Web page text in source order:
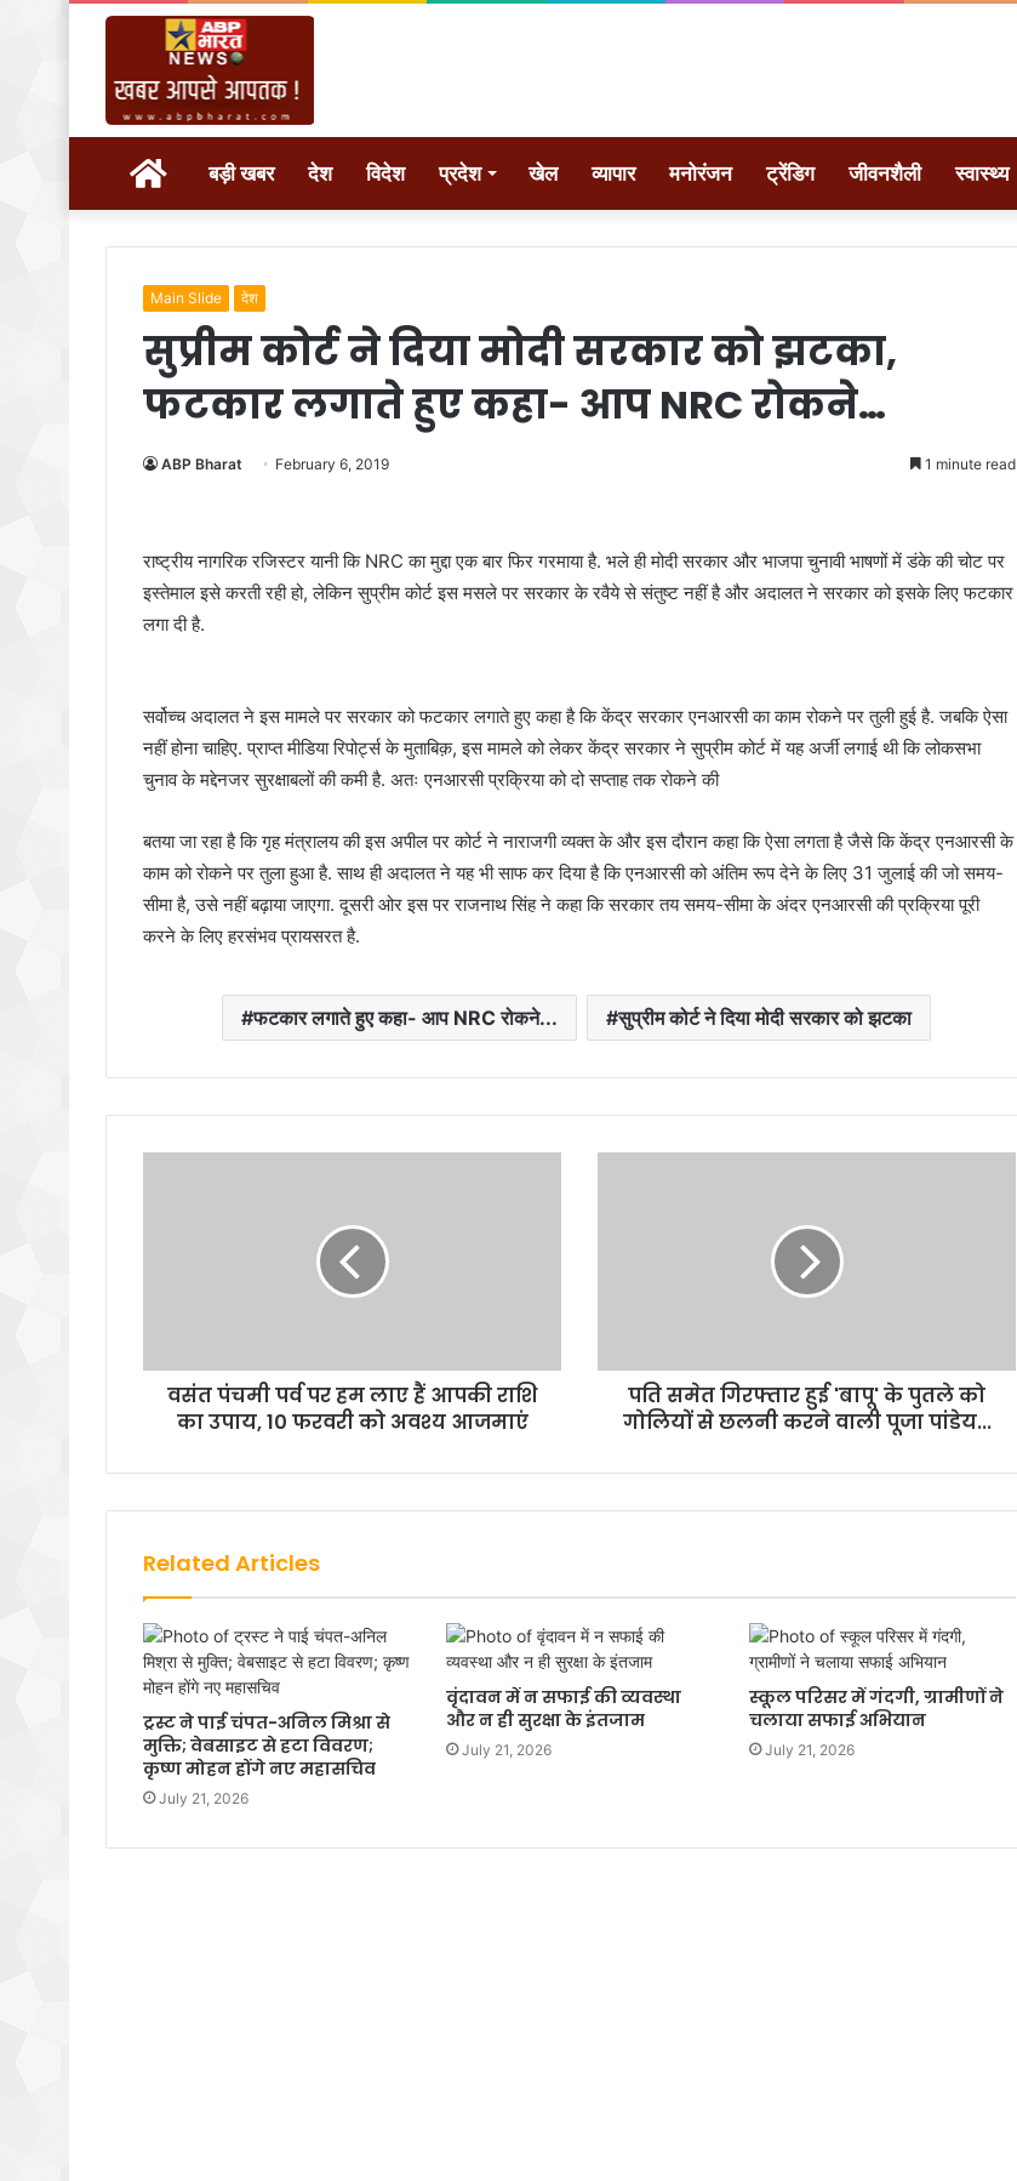
होम बड़ी खबर देश विदेश प्रदेश खेल व्यापार मनोरंजन ट्रेंडिग जीवनशैली स्वास्थ्य
Main Slide देश
सुप्रीम कोर्ट ने दिया मोदी सरकार को झटका,
फटकार लगाते हुए कहा- आप NRC रोकने…
ABP Bharat February 6, 2019 1 minute read
राष्ट्रीय नागरिक रजिस्टर यानी कि NRC का मुद्दा एक बार फिर गरमाया है. भले ही मोदी सरकार और भाजपा चुनावी भाषणों में डंके की चोट पर
इस्तेमाल इसे करती रही हो, लेकिन सुप्रीम कोर्ट इस मसले पर सरकार के रवैये से संतुष्ट नहीं है और अदालत ने सरकार को इसके लिए फटकार
लगा दी है.
सर्वोच्च अदालत ने इस मामले पर सरकार को फटकार लगाते हुए कहा है कि केंद्र सरकार एनआरसी का काम रोकने पर तुली हुई है. जबकि ऐसा
नहीं होना चाहिए. प्राप्त मीडिया रिपोर्ट्स के मुताबिक़, इस मामले को लेकर केंद्र सरकार ने सुप्रीम कोर्ट में यह अर्जी लगाई थी कि लोकसभा
चुनाव के मद्देनजर सुरक्षाबलों की कमी है. अतः एनआरसी प्रक्रिया को दो सप्ताह तक रोकने की
बतया जा रहा है कि गृह मंत्रालय की इस अपील पर कोर्ट ने नाराजगी व्यक्त के और इस दौरान कहा कि ऐसा लगता है जैसे कि केंद्र एनआरसी के
काम को रोकने पर तुला हुआ है. साथ ही अदालत ने यह भी साफ कर दिया है कि एनआरसी को अंतिम रूप देने के लिए 31 जुलाई की जो समय-
सीमा है, उसे नहीं बढ़ाया जाएगा. दूसरी ओर इस पर राजनाथ सिंह ने कहा कि सरकार तय समय-सीमा के अंदर एनआरसी की प्रक्रिया पूरी
करने के लिए हरसंभव प्रायसरत है.
फटकार लगाते हुए कहा- आप NRC रोकने... सुप्रीम कोर्ट ने दिया मोदी सरकार को झटका
वसंत पंचमी पर्व पर हम लाए हैं आपकी राशि
का उपाय, 10 फरवरी को अवश्य आजमाएं
पति समेत गिरफ्तार हुई 'बापू' के पुतले को
गोलियों से छलनी करने वाली पूजा पांडेय...
Related Articles
ट्रस्ट ने पाई चंपत-अनिल मिश्रा से
मुक्ति; वेबसाइट से हटा विवरण;
कृष्ण मोहन होंगे नए महासचिव
July 21, 2026
वृंदावन में न सफाई की व्यवस्था
और न ही सुरक्षा के इंतजाम
July 21, 2026
स्कूल परिसर में गंदगी, ग्रामीणों ने
चलाया सफाई अभियान
July 21, 2026